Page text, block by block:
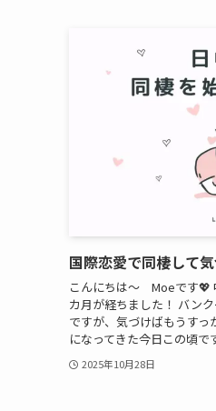
国際恋愛で同棲して
こんにちは～ Moeです💖
カ月が経ちました！ バン
ですが、気づけばもうすっ
になってきた今日この頃で
2025年10月28日